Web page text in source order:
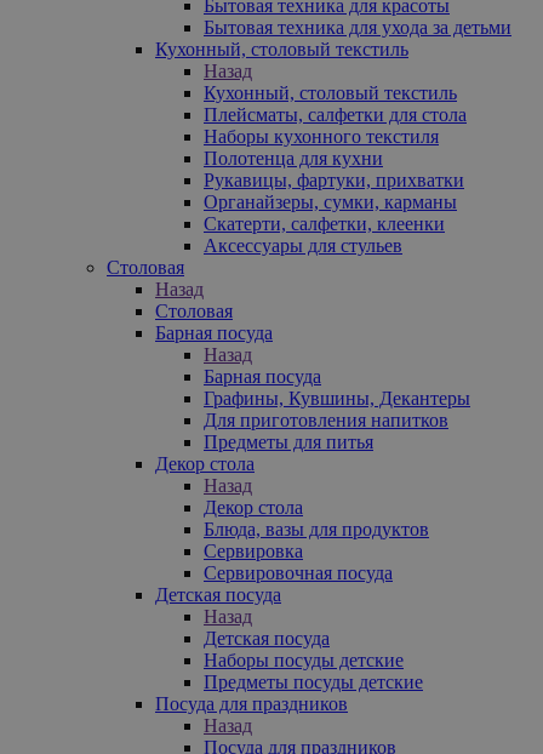
Бытовая техника для красоты
Бытовая техника для ухода за детьми
Кухонный, столовый текстиль
Назад
Кухонный, столовый текстиль
Плейсматы, салфетки для стола
Наборы кухонного текстиля
Полотенца для кухни
Рукавицы, фартуки, прихватки
Органайзеры, сумки, карманы
Скатерти, салфетки, клеенки
Аксессуары для стульев
Столовая
Назад
Столовая
Барная посуда
Назад
Барная посуда
Графины, Кувшины, Декантеры
Для приготовления напитков
Предметы для питья
Декор стола
Назад
Декор стола
Блюда, вазы для продуктов
Сервировка
Сервировочная посуда
Детская посуда
Назад
Детская посуда
Наборы посуды детские
Предметы посуды детские
Посуда для праздников
Назад
Посуда для праздников